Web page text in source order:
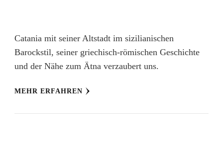
Catania mit seiner Altstadt im sizilianischen
Barockstil, seiner griechisch-römischen Geschichte
und der Nähe zum Ätna verzaubert uns.
MEHR ERFAHREN